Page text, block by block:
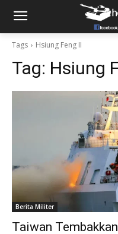
Tags Hsiung Feng II
Tag: Hsiung
Berita Militer
Taiwan